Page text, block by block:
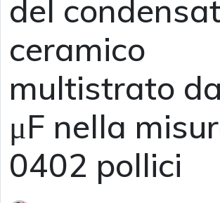
del
ceramico
multistrato
μF nella
0402 pollici